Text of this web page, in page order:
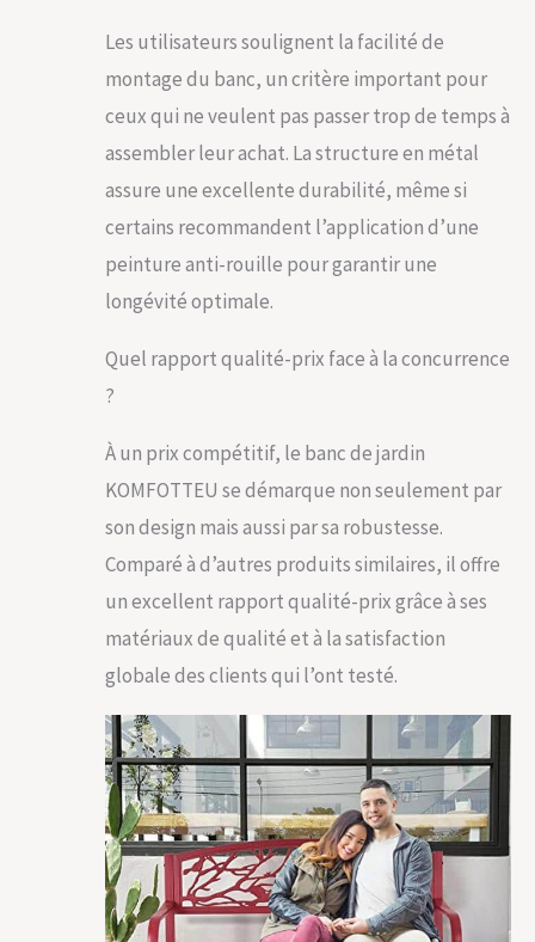
extérieur.
ENTRETIEN ET
INSTALLATION
FACILES : Il suffit
d'essuyer le banc
avec un chiffon
humide et il est
livré avec des
instructions
d'assemblage
claires pour que
facilement.
Les utilisateurs soulignent la facilité de
montage du banc, un critère important pour
ceux qui ne veulent pas passer trop de temps à
assembler leur achat. La structure en métal
assure une excellente durabilité, même si
certains recommandent l’application d’une
peinture anti-rouille pour garantir une
longévité optimale.
Quel rapport qualité-prix face à la concurrence
?
À un prix compétitif, le banc de jardin
KOMFOTTEU se démarque non seulement par
son design mais aussi par sa robustesse.
Comparé à d’autres produits similaires, il offre
un excellent rapport qualité-prix grâce à ses
matériaux de qualité et à la satisfaction
globale des clients qui l’ont testé.